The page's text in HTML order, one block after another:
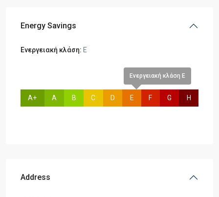
Energy Savings
Ενεργειακή κλάση: E
A+ A B C D
Ενεργειακή κλάση E
E F G H
Address